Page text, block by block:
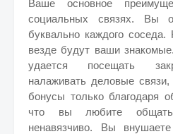
Ваше основное
социальных связях. Вы
буквально каждого
везде будут ваши
удается посещать
налаживать деловые
бонусы только благодаря
что вы любите
ненавязчиво. Вы